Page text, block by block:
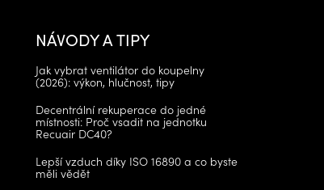
NÁVODY A TIPY
Jak vybrat ventilátor do koupelny
(2026): výkon, hlučnost, tipy
Decentrální rekuperace do jedné
místnosti: Proč vsadit na jednotku
Recuair DC40?
Lepší vzduch díky ISO 16890 a co byste
měli vědět